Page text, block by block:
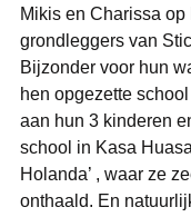
Mikis en Charissa op
grondleggers van
Bijzonder voor hun
hen opgezette
aan hun 3 kinderen
school in Kasa
Holanda’ , waar ze
onthaald. En